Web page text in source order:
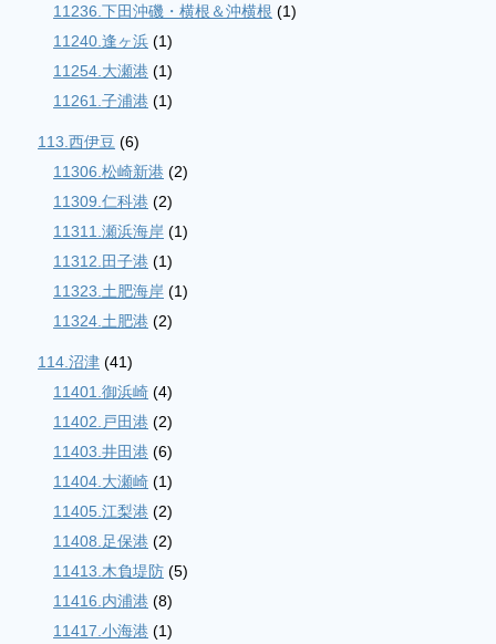
11236.下田沖磯・横根＆沖横根 (1)
11240.逢ヶ浜 (1)
11254.大瀬港 (1)
11261.子浦港 (1)
113.西伊豆 (6)
11306.松崎新港 (2)
11309.仁科港 (2)
11311.瀬浜海岸 (1)
11312.田子港 (1)
11323.土肥海岸 (1)
11324.土肥港 (2)
114.沼津 (41)
11401.御浜崎 (4)
11402.戸田港 (2)
11403.井田港 (6)
11404.大瀬崎 (1)
11405.江梨港 (2)
11408.足保港 (2)
11413.木負堤防 (5)
11416.内浦港 (8)
11417.小海港 (1)